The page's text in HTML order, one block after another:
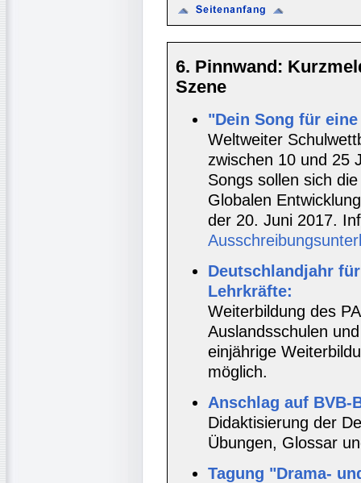
6. Pinnwand:
Szene
"Dein Song für
Weltweiter
zwischen 10 und 25
Songs sollen sich
Globalen
der 20. Juni 2017.
Deutschlandjahr
Lehrkräfte:
Weiterbildung des
Auslandsschulen
einjährige
möglich.
Anschlag auf BVB-
Didaktisierung der
Übungen, Glossar
Tagung "Drama-